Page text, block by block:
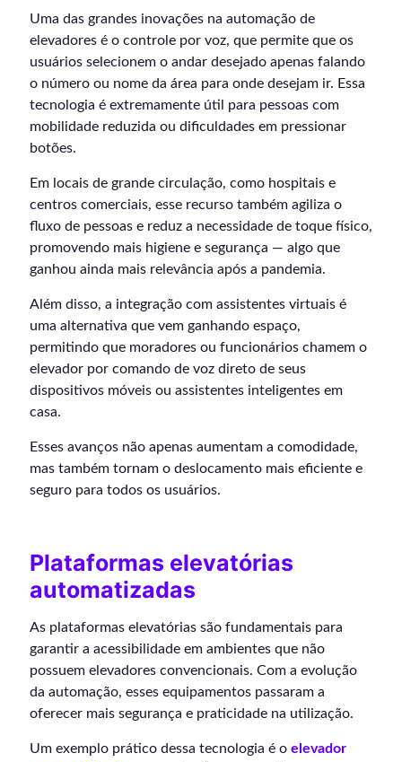
Uma das grandes inovações na automação de
elevadores é o controle por voz, que permite que os
usuários selecionem o andar desejado apenas falando
o número ou nome da área para onde desejam ir. Essa
tecnologia é extremamente útil para pessoas com
mobilidade reduzida ou dificuldades em pressionar
botões.
Em locais de grande circulação, como hospitais e
centros comerciais, esse recurso também agiliza o
fluxo de pessoas e reduz a necessidade de toque físico,
promovendo mais higiene e segurança — algo que
ganhou ainda mais relevância após a pandemia.
Além disso, a integração com assistentes virtuais é
uma alternativa que vem ganhando espaço,
permitindo que moradores ou funcionários chamem o
elevador por comando de voz direto de seus
dispositivos móveis ou assistentes inteligentes em
casa.
Esses avanços não apenas aumentam a comodidade,
mas também tornam o deslocamento mais eficiente e
seguro para todos os usuários.
Plataformas elevatórias
automatizadas
As plataformas elevatórias são fundamentais para
garantir a acessibilidade em ambientes que não
possuem elevadores convencionais. Com a evolução
da automação, esses equipamentos passaram a
oferecer mais segurança e praticidade na utilização.
Um exemplo prático dessa tecnologia é o elevador